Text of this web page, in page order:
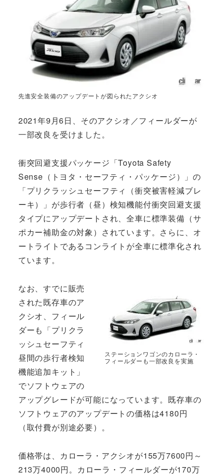
先進安全装備のアップデートが図られたアクシオ
2021年9月6日、そのアクシオ／フィールダーが
一部改良を受けました。
衝突回避支援パッケージ「Toyota Safety
Sense（トヨタ・セーフティ・パッケージ）」の
「プリクラッシュセーフティ（衝突被害軽減ブレ
ーキ）」が歩行者（昼）検知機能付衝突回避支援
タイプにアップデートされ、全車に標準装備（サ
ポカー補助金の対象）されています。さらに、オ
ートライトであるコンライトが全車に標準化され
ています。
ステーションワゴンのカローラ・
フィールダーも一部改良を実施
なお、すでに販売
された既存車のア
クシオ、フィール
ダーも「プリクラ
ッシュセーフティ
昼間の歩行者検知
機能追加キット」
でソフトウェアの
アップグレードが可能になっています。既存車の
ソフトウェアのアップデートの価格は4180円
（取付費が別途必要）。
価格帯は、カローラ・アクシオが155万7600円～
213万4000円。カローラ・フィールダーが170万